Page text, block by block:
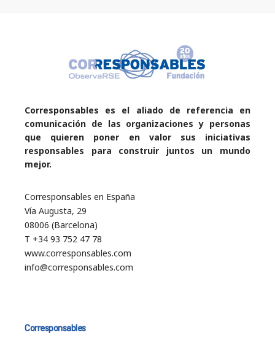
Corresponsables es el aliado de referencia en
comunicación de las organizaciones y personas
que quieren poner en valor sus iniciativas
responsables para construir juntos un mundo
mejor.
Corresponsables en España
Vía Augusta, 29
08006 (Barcelona)
T +34 93 752 47 78
www.corresponsables.com
info@corresponsables.com
Corresponsables